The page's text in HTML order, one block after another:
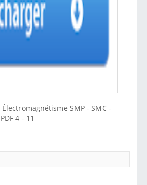
SMP - SMC -
4 - 11